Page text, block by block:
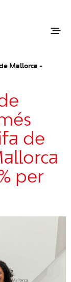
Mallorca -
de
per